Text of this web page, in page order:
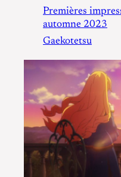
Premières
automne 2023
Gaekotetsu